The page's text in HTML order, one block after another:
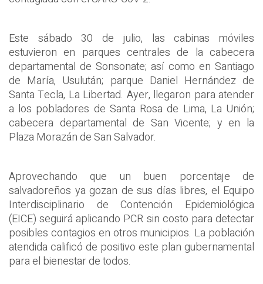
Este sábado 30 de julio, las cabinas móviles
estuvieron en parques centrales de la cabecera
departamental de Sonsonate; así como en Santiago
de María, Usulután; parque Daniel Hernández de
Santa Tecla, La Libertad. Ayer, llegaron para atender
a los pobladores de Santa Rosa de Lima, La Unión;
cabecera departamental de San Vicente; y en la
Plaza Morazán de San Salvador.
Aprovechando que un buen porcentaje de
salvadoreños ya gozan de sus días libres, el Equipo
Interdisciplinario de Contención Epidemiológica
(EICE) seguirá aplicando PCR sin costo para detectar
posibles contagios en otros municipios. La población
atendida calificó de positivo este plan gubernamental
para el bienestar de todos.